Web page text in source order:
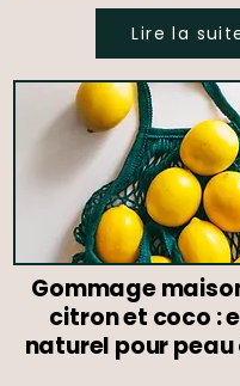
Lire la
Gommage
citron et coco :
naturel pour